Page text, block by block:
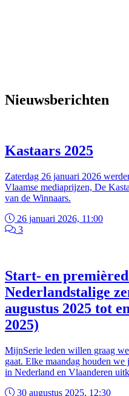
Nieuwsberichten
Kastaars 2025
Zaterdag 26 januari 2026
Vlaamse mediaprijzen, De
van de Winnaars.
26 januari 2026, 11:00
3
Start- en
Nederlandstalige
augustus 2025 tot
2025)
MijnSerie leden willen graag
gaat. Elke maandag houden
in Nederland en Vlaanderen
30 augustus 2025, 12:30